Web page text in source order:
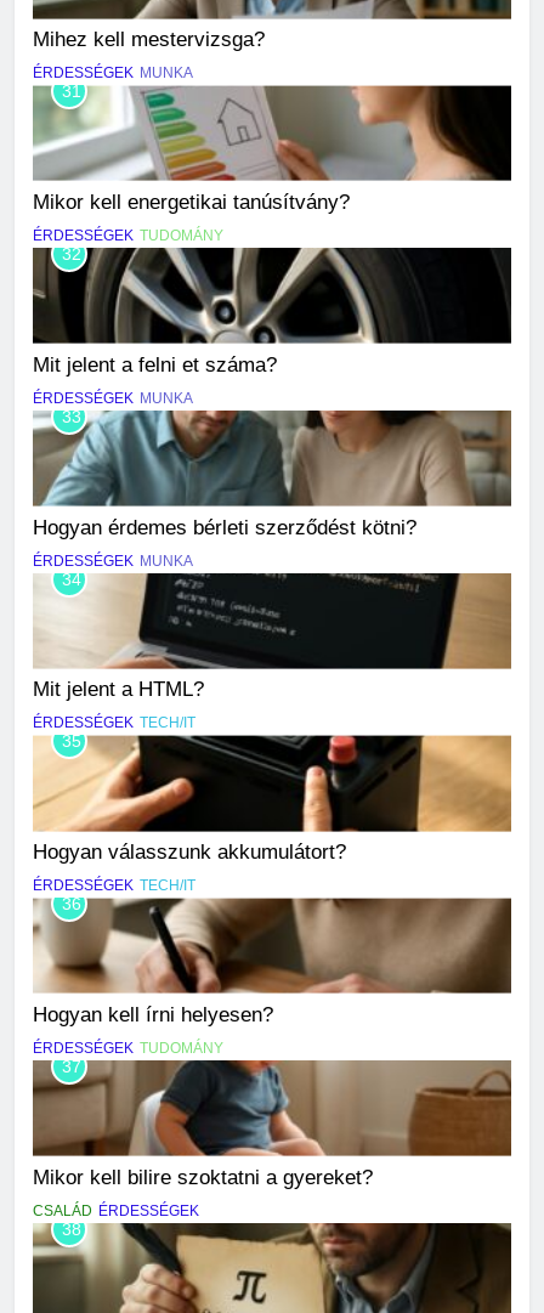
Mihez kell mestervizsga?
ÉRDESSÉGEK MUNKA
31
Mikor kell energetikai tanúsítvány?
ÉRDESSÉGEK TUDOMÁNY
32
Mit jelent a felni et száma?
ÉRDESSÉGEK MUNKA
33
Hogyan érdemes bérleti szerződést kötni?
ÉRDESSÉGEK MUNKA
34
Mit jelent a HTML?
ÉRDESSÉGEK TECH/IT
35
Hogyan válasszunk akkumulátort?
ÉRDESSÉGEK TECH/IT
36
Hogyan kell írni helyesen?
ÉRDESSÉGEK TUDOMÁNY
37
Mikor kell bilire szoktatni a gyereket?
CSALÁD ÉRDESSÉGEK
38